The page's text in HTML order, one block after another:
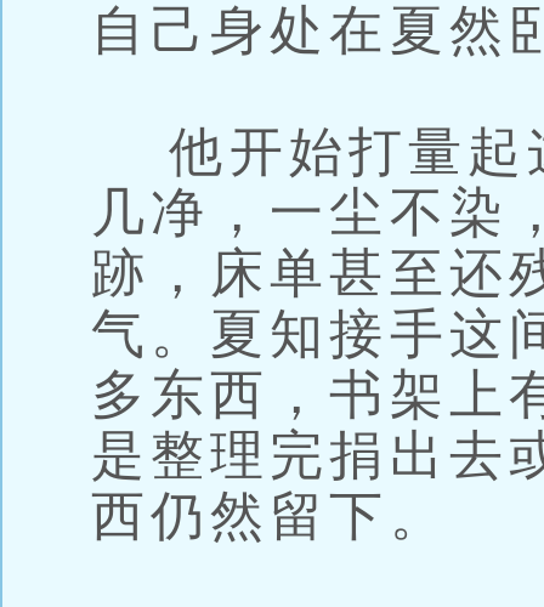
自己身处在夏然
他开始打量起
几净，一尘不染
跡，床单甚至还
气。夏知接手这
多东西，书架上
是整理完捐出去
西仍然留下。